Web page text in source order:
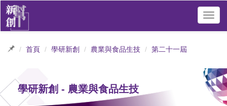
首頁 學研新創 農業與食品生技 第二十一屆
學研新創 - 農業與食品生技